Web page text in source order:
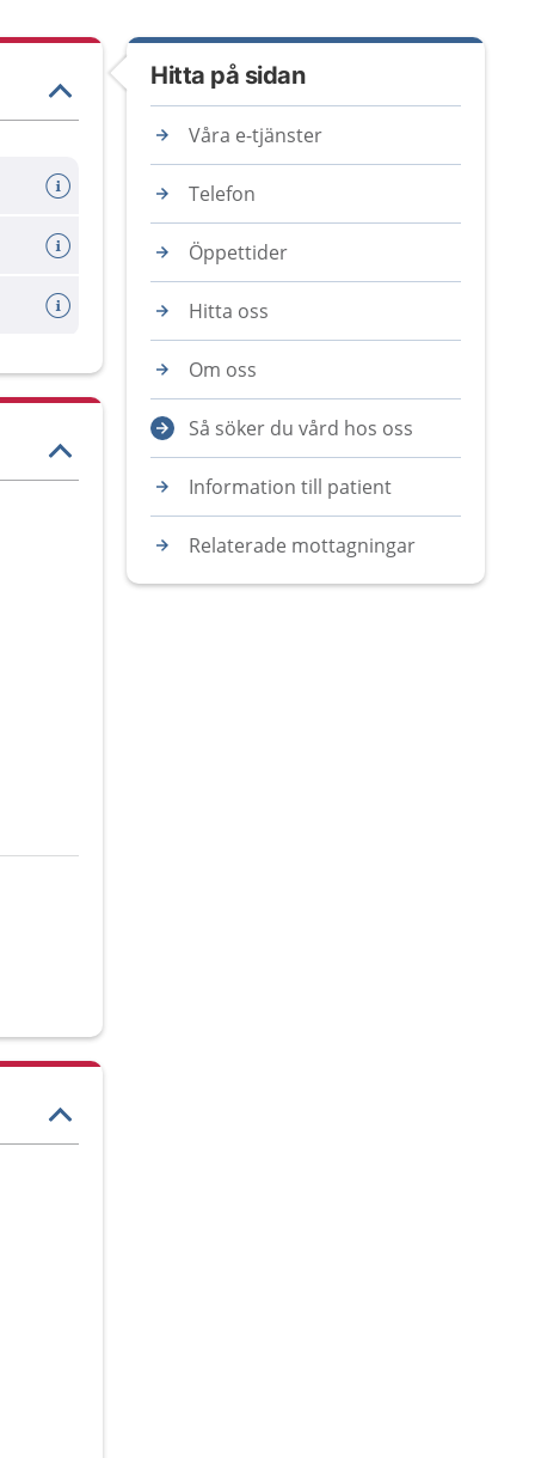
Hitta på sidan
Våra e-tjänster
Telefon
Öppettider
Hitta oss
Om oss
Så söker du vård hos oss
Information till patient
Relaterade mottagningar